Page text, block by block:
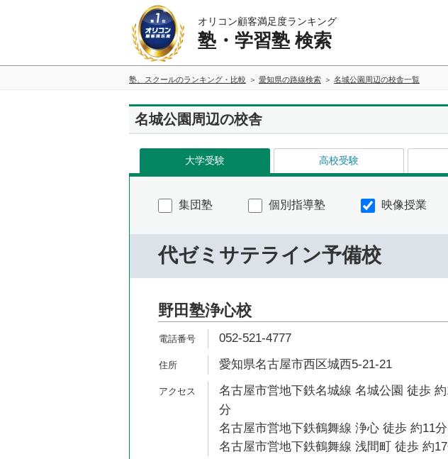
オリコン顧客満足度ランキング
塾・学習塾 検索
塾、スクールのランキング・比較 愛知県の路線検索 名城公園周辺の校舎一覧
名城公園周辺の校舎
大学受験 高校受験
集団塾 個別指導塾 映像授業
代ゼミサテライン予備校
野田塾浄心校
052-521-4777
愛知県名古屋市西区城西5-21-21
名古屋市営地下鉄名城線 名城公園 徒歩
分
名古屋市営地下鉄鶴舞線 浄心 徒歩 約11分
名古屋市営地下鉄鶴舞線 浅間町 徒歩 約